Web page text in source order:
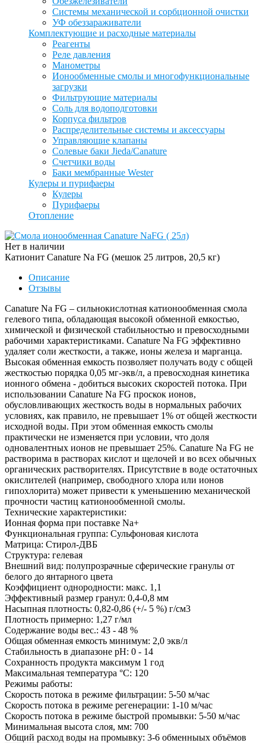
Системы механической и сорбционной очистки
УФ обеззараживатели
Комплектующие и расходные материалы
Реагенты
Реле давления
Манометры
Ионообменные смолы и многофункциональные
загрузки
Фильтрующие материалы
Соль для водоподготовки
Корпуса фильтров
Распределительные системы и аксессуары
Управляющие клапаны
Солевые баки Jieda/Canature
Счетчики воды
Баки мембранные Wester
Кулеры и пурифаеры
Кулеры
Пурифаеры
Отопление
Нет в наличии
Катионит Canature Na FG (мешок 25 литров, 20,5 кг)
Описание
Отзывы
Сanature Na FG – сильнокислотная катионообменная смола
гелевого типа, обладающая высокой обменной емкостью,
химической и физической стабильностью и превосходными
рабочими характеристиками. Сanature Na FG эффективно
удаляет соли жесткости, а также, ионы железа и марганца.
Высокая обменная емкость позволяет получать воду с общей
жесткостью порядка 0,05 мг-экв/л, а превосходная кинетика
ионного обмена - добиться высоких скоростей потока. При
использовании Сanature Na FG проскок ионов,
обусловливающих жесткость воды в нормальных рабочих
условиях, как правило, не превышает 1% от общей жесткости
исходной воды. При этом обменная емкость смолы
практически не изменяется при условии, что доля
одновалентных ионов не превышает 25%. Сanature Na FG не
растворима в растворах кислот и щелочей и во всех обычных
органических растворителях. Присутствие в воде остаточных
окислителей (например, свободного хлора или ионов
гипохлорита) может привести к уменьшению механической
прочности частиц катионообменной смолы.
Технические характеристики:
Ионная форма при поставке Na+
Функциональная группа: Сульфоновая кислота
Матрица: Стирол-ДВБ
Структура: гелевая
Внешний вид: полупрозрачные сферические гранулы от
белого до янтарного цвета
Коэффициент однородности: макс. 1,1
Эффективный размер гранул: 0,4-0,8 мм
Насыпная плотность: 0,82-0,86 (+/- 5 %) г/см3
Плотность примерно: 1,27 г/мл
Содержание воды вес.: 43 - 48 %
Общая обменная емкость минимум: 2,0 экв/л
Стабильность в диапазоне pH: 0 - 14
Сохранность продукта максимум 1 год
Максимальная температура °C: 120
Режимы работы:
Скорость потока в режиме фильтрации: 5-50 м/час
Скорость потока в режиме регенерации: 1-10 м/час
Скорость потока в режиме быстрой промывки: 5-50 м/час
Минимальная высота слоя, мм: 700
Общий расход воды на промывку: 3-6 обменныых объёмов